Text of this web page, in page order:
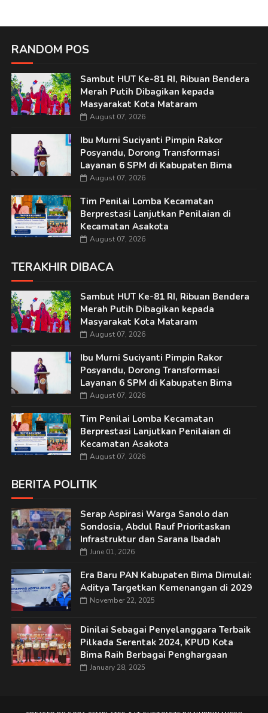
RANDOM POS
Sambut HUT Ke-81 RI, Ribuan Bendera
Merah Putih Dibagikan kepada
Masyarakat Kota Mataram
August 07, 2026
Ibu Murni Suciyanti Pimpin Rakor
Posyandu, Dorong Transformasi
Layanan 6 SPM di Kabupaten Bima
August 07, 2026
Tim Penilai Lomba Kecamatan
Berprestasi Lanjutkan Penilaian di
Kecamatan Asakota
August 07, 2026
TERAKHIR DIBACA
Sambut HUT Ke-81 RI, Ribuan Bendera
Merah Putih Dibagikan kepada
Masyarakat Kota Mataram
August 07, 2026
Ibu Murni Suciyanti Pimpin Rakor
Posyandu, Dorong Transformasi
Layanan 6 SPM di Kabupaten Bima
August 07, 2026
Tim Penilai Lomba Kecamatan
Berprestasi Lanjutkan Penilaian di
Kecamatan Asakota
August 07, 2026
BERITA POLITIK
Serap Aspirasi Warga Sanolo dan
Sondosia, Abdul Rauf Prioritaskan
Infrastruktur dan Sarana Ibadah
June 01, 2026
Era Baru PAN Kabupaten Bima Dimulai:
Aditya Targetkan Kemenangan di 2029
November 22, 2025
Dinilai Sebagai Penyelanggara Terbaik
Pilkada Serentak 2024, KPUD Kota
Bima Raih Berbagai Penghargaan
January 28, 2025